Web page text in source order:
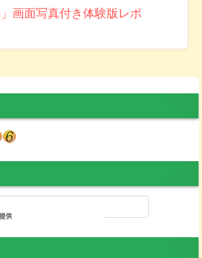
画面写真付き体験版レポ